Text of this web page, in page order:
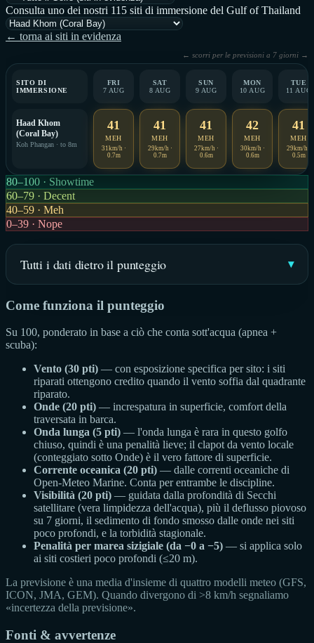
Consulta uno dei nostri 115 siti di immersione del Gulf of Thailand
← torna ai siti in evidenza
← scorri per le previsioni a 7 giorni →
SITO DI
IMMERSIONE
FRI
7 AUG
SAT
8 AUG
SUN
9 AUG
MON
10 AUG
TUE
11 AUG
Haad Khom
(Coral Bay)
Koh Phangan · to 8m
41
MEH
31km/h ·
0.7m
41
MEH
29km/h ·
0.7m
41
MEH
27km/h ·
0.6m
42
MEH
30km/h ·
0.6m
41
MEH
29km/h ·
0.5m
80–100 · Showtime
60–79 · Decent
40–59 · Meh
0–39 · Nope
Tutti i dati dietro il punteggio
Come funziona il punteggio
Su 100, ponderato in base a ciò che conta sott'acqua (apnea +
scuba):
Vento (30 pti) — con esposizione specifica per sito: i siti
riparati ottengono credito quando il vento soffia dal quadrante
riparato.
Onde (20 pti) — increspatura in superficie, comfort della
traversata in barca.
Onda lunga (5 pti) — l'onda lunga è rara in questo golfo
chiuso, quindi è una penalità lieve; il clapot da vento locale
(conteggiato sotto Onde) è il vero fattore di superficie.
Corrente oceanica (20 pti) — dalle correnti oceaniche di
Open-Meteo Marine. Conta per entrambe le discipline.
Visibilità (20 pti) — guidata dalla profondità di Secchi
satellitare (vera limpidezza dell'acqua), più il deflusso piovoso
su 7 giorni, il sedimento di fondo smosso dalle onde nei siti
poco profondi, e la torbidità stagionale.
Penalità per marea sizigiale (da −0 a −5) — si applica solo
ai siti costieri poco profondi (≤20 m).
La previsione è una media d'insieme di quattro modelli meteo (GFS,
ICON, JMA, GEM). Quando divergono di >8 km/h segnaliamo
«incertezza della previsione».
Fonti & avvertenze